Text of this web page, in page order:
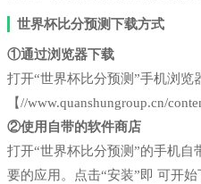
世界杯比分预测下载方式
①通过浏览器下载
打开“世界杯比分预测”手机浏
【//www.quanshungroup.cn/
②使用自带的软件商店
打开“世界杯比分预测”的手机
要的应用。点击“安装”即 可开始